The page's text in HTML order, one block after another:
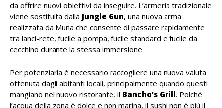
da offrire nuovi obiettivi da inseguire. L’armeria tradizionale
viene sostituita dalla Jungle Gun, una nuova arma
realizzata da Muna che consente di passare rapidamente
tra lanci-rete, fucile a pompa, fucile standard e fucile da
cecchino durante la stessa immersione.
Per potenziarla è necessario raccogliere una nuova valuta
ottenuta dagli abitanti locali, principalmente quando questi
mangiano nel nuovo ristorante, il Bancho’s Grill. Poiché
l’acqua della zona è dolce e non marina, il sushi non è più il